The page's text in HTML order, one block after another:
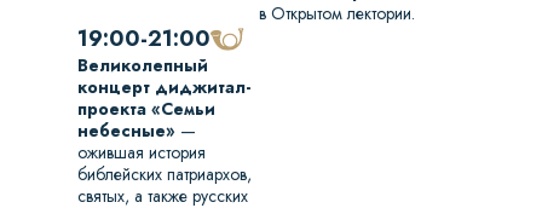
в Открытом лектории.
19:00-21:00
Великолепный
концерт диджитал-
проекта «Семьи
небесные» —
ожившая история
библейских патриархов,
святых, а также русских